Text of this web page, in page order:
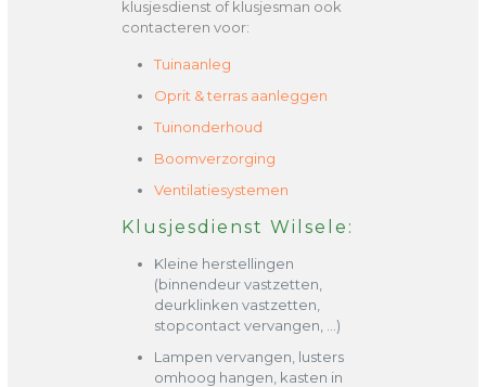
klusjesdienst of klusjesman ook
contacteren voor:
Tuinaanleg
Oprit & terras aanleggen
Tuinonderhoud
Boomverzorging
Ventilatiesystemen
Klusjesdienst Wilsele:
Kleine herstellingen
(binnendeur vastzetten,
deurklinken vastzetten,
stopcontact vervangen, …)
Lampen vervangen, lusters
omhoog hangen, kasten in